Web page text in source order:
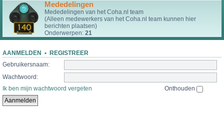
Mededelingen
Mededelingen van het Coha.nl team
(Alleen medewerkers van het Coha.nl team kunnen hier
berichten plaatsen)
Onderwerpen: 21
AANMELDEN • REGISTREER
Gebruikersnaam:
Wachtwoord:
Ik ben mijn wachtwoord vergeten
Onthouden